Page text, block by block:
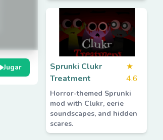
Jugar
Sprunki Clukr
Treatment
★
4.6
Horror-themed Sprunki
mod with Clukr, eerie
soundscapes, and hidden
scares.